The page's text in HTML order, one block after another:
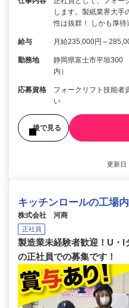
します。製紙業界大手
性は抜群！ しかも厚
給与 月給235,000円～
勤務地
静岡県富士市平垣300
内）
応募資格
フォークリフト技能
い
後で見る
更新日
キッチンロールの工場
株式会社 河商
正社員
製造業未経験者歓迎！U・I
の正社員での募集です！